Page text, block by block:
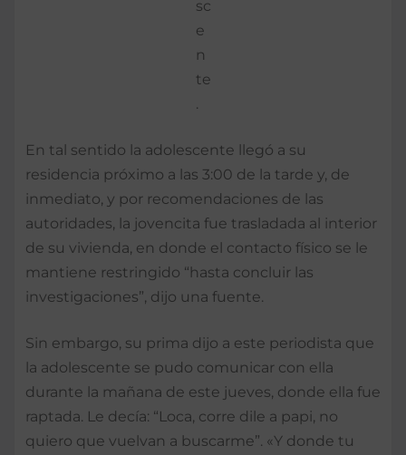
sc
e
n
te
.
En tal sentido la adolescente llegó a su
residencia próximo a las 3:00 de la tarde y, de
inmediato, y por recomendaciones de las
autoridades, la jovencita fue trasladada al interior
de su vivienda, en donde el contacto físico se le
mantiene restringido “hasta concluir las
investigaciones”, dijo una fuente.
Sin embargo, su prima dijo a este periodista que
la adolescente se pudo comunicar con ella
durante la mañana de este jueves, donde ella fue
raptada. Le decía: “Loca, corre dile a papi, no
quiero que vuelvan a buscarme”. «Y donde tu